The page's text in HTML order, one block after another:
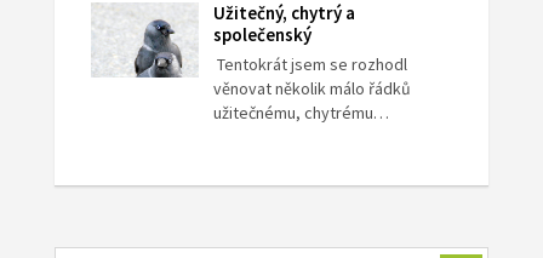
Užitečný, chytrý a
společenský
Tentokrát jsem se rozhodl
věnovat několik málo řádků
užitečnému, chytrému…